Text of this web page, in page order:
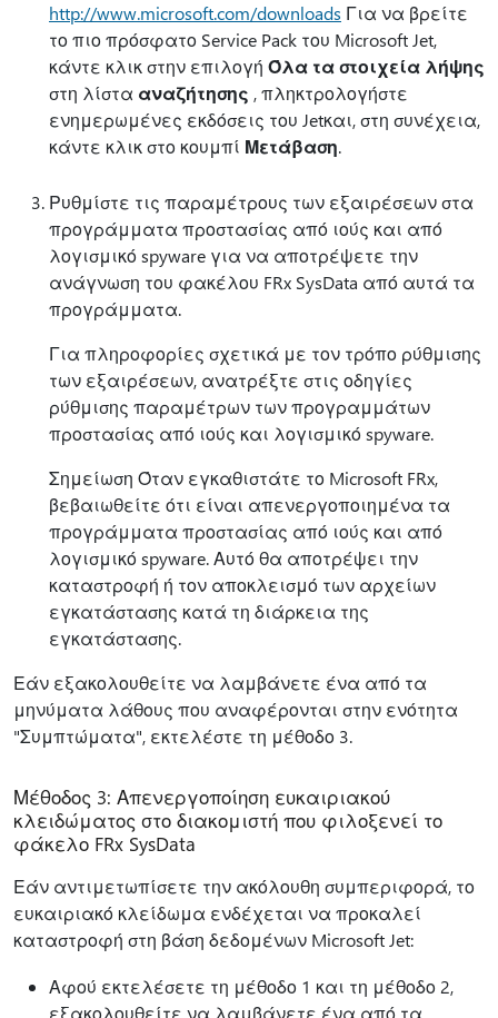
http://www.microsoft.com/downloads Για να βρείτε
το πιο πρόσφατο Service Pack του Microsoft Jet,
κάντε κλικ στην επιλογή Όλα τα στοιχεία λήψης
στη λίστα αναζήτησης , πληκτρολογήστε
ενημερωμένες εκδόσεις του Jetκαι, στη συνέχεια,
κάντε κλικ στο κουμπί Μετάβαση.
Ρυθμίστε τις παραμέτρους των εξαιρέσεων στα
προγράμματα προστασίας από ιούς και από
λογισμικό spyware για να αποτρέψετε την
ανάγνωση του φακέλου FRx SysData από αυτά τα
προγράμματα.
Για πληροφορίες σχετικά με τον τρόπο ρύθμισης
των εξαιρέσεων, ανατρέξτε στις οδηγίες
ρύθμισης παραμέτρων των προγραμμάτων
προστασίας από ιούς και λογισμικό spyware.
Σημείωση Όταν εγκαθιστάτε το Microsoft FRx,
βεβαιωθείτε ότι είναι απενεργοποιημένα τα
προγράμματα προστασίας από ιούς και από
λογισμικό spyware. Αυτό θα αποτρέψει την
καταστροφή ή τον αποκλεισμό των αρχείων
εγκατάστασης κατά τη διάρκεια της
εγκατάστασης.
Εάν εξακολουθείτε να λαμβάνετε ένα από τα
μηνύματα λάθους που αναφέρονται στην ενότητα
"Συμπτώματα", εκτελέστε τη μέθοδο 3.
Μέθοδος 3: Απενεργοποίηση ευκαιριακού
κλειδώματος στο διακομιστή που φιλοξενεί το
φάκελο FRx SysData
Εάν αντιμετωπίσετε την ακόλουθη συμπεριφορά, το
ευκαιριακό κλείδωμα ενδέχεται να προκαλεί
καταστροφή στη βάση δεδομένων Microsoft Jet:
Αφού εκτελέσετε τη μέθοδο 1 και τη μέθοδο 2,
εξακολουθείτε να λαμβάνετε ένα από τα